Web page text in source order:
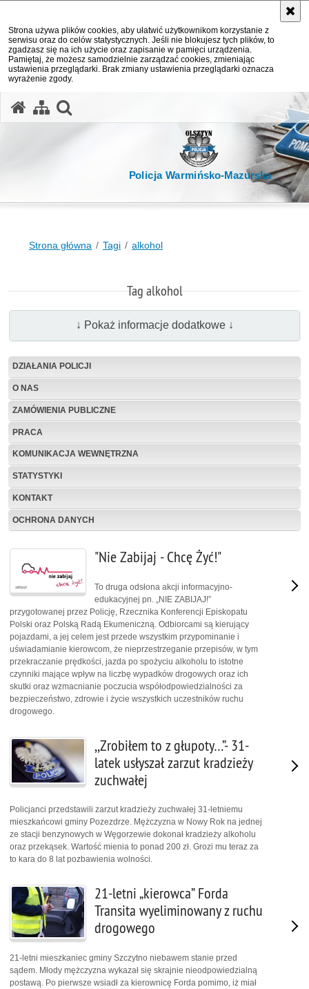
Strona używa plików cookies, aby ułatwić użytkownikom korzystanie z
serwisu oraz do celów statystycznych. Jeśli nie blokujesz tych plików, to
zgadzasz się na ich użycie oraz zapisanie w pamięci urządzenia.
Pamiętaj, że możesz samodzielnie zarządzać cookies, zmieniając
ustawienia przeglądarki. Brak zmiany ustawienia przeglądarki oznacza
wyrażenie zgody.
Policja Warmińsko-Mazurska
Strona główna Tagi alkohol
Tag alkohol
↓ Pokaż informacje dodatkowe ↓
DZIAŁANIA POLICJI
O NAS
ZAMÓWIENIA PUBLICZNE
PRACA
KOMUNIKACJA WEWNĘTRZNA
STATYSTYKI
KONTAKT
OCHRONA DANYCH
"Nie Zabijaj - Chcę Żyć!"
To druga odsłona akcji informacyjno-
edukacyjnej pn. „NIE ZABIJAJ!”
przygotowanej przez Policję, Rzecznika Konferencji Episkopatu
Polski oraz Polską Radą Ekumeniczną. Odbiorcami są kierujący
pojazdami, a jej celem jest przede wszystkim przypominanie i
uświadamianie kierowcom, że nieprzestrzeganie przepisów, w tym
przekraczanie prędkości, jazda po spożyciu alkoholu to istotne
czynniki mające wpływ na liczbę wypadków drogowych oraz ich
skutki oraz wzmacnianie poczucia współodpowiedzialności za
bezpieczeństwo, zdrowie i życie wszystkich uczestników ruchu
drogowego.
,,Zrobiłem to z głupoty…”- 31-
latek usłyszał zarzut kradzieży
zuchwałej
Policjanci przedstawili zarzut kradzieży zuchwałej 31-letniemu
mieszkańcowi gminy Pozezdrze. Mężczyzna w Nowy Rok na jednej
ze stacji benzynowych w Węgorzewie dokonał kradzieży alkoholu
oraz przekąsek. Wartość mienia to ponad 200 zł. Grozi mu teraz za
to kara do 8 lat pozbawienia wolności.
21-letni „kierowca” Forda
Transita wyeliminowany z ruchu
drogowego
21-letni mieszkaniec gminy Szczytno niebawem stanie przed
sądem. Młody mężczyzna wykazał się skrajnie nieodpowiedzialną
postawą. Po pierwsze wsiadł za kierownicę Forda pomimo, iż miał